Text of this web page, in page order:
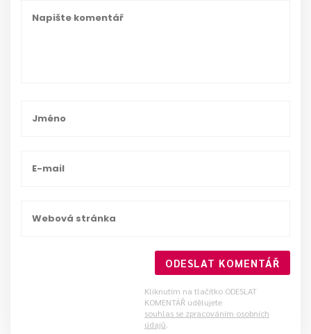
ODESLAT KOMENTÁŘ
Kliknutím na tlačítko ODESLAT
KOMENTÁŘ udělujete
souhlas se zpracováním osobních
údajů.